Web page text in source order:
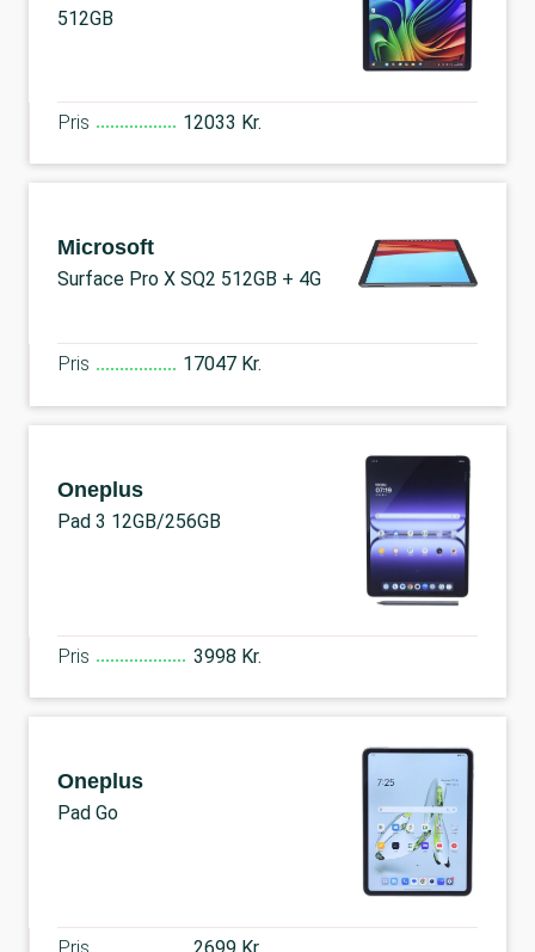
512GB
Pris 12033 Kr.
Microsoft
Surface Pro X SQ2 512GB + 4G
Pris 17047 Kr.
Oneplus
Pad 3 12GB/256GB
Pris 3998 Kr.
Oneplus
Pad Go